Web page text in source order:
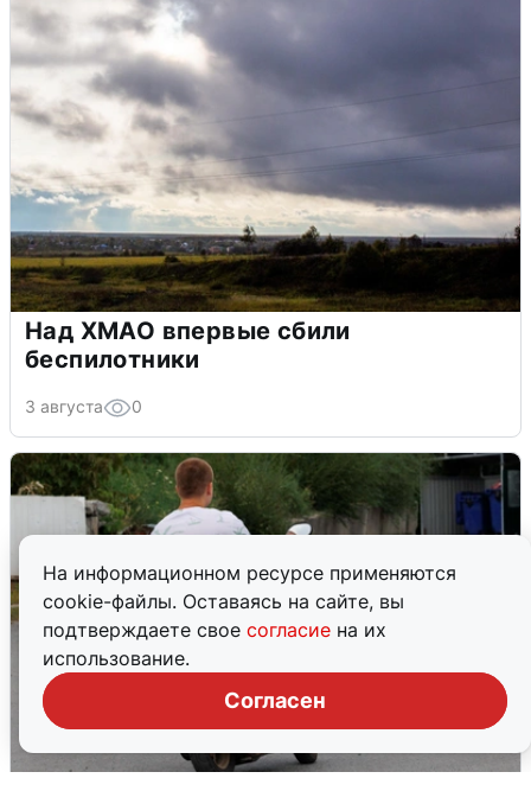
На информационном ресурсе применяются
cookie-файлы. Оставаясь на сайте, вы
подтверждаете свое согласие на их
использование.
Согласен
Над ХМАО впервые сбили
беспилотники
3 августа 0